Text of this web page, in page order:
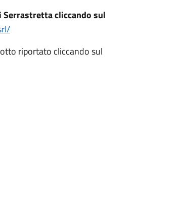
cliccando sul
riportato cliccando sul